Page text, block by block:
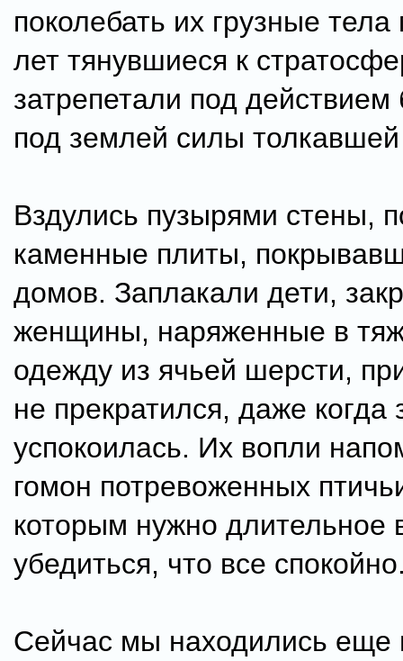
поколебать их грузные
лет тянувшиеся к
затрепетали под
под землей силы
Вздулись пузырями стены,
каменные плиты,
домов. Заплакали дети,
женщины, наряженные в
одежду из ячьей шерсти,
не прекратился, даже когда
успокоилась. Их вопли
гомон потревоженных
которым нужно длительное
убедиться, что все
Сейчас мы находились